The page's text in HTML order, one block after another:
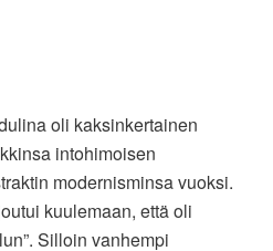
oli kaksinkertainen
intohimoisen
modernisminsa vuoksi.
kuulemaan, että oli
Silloin vanhempi